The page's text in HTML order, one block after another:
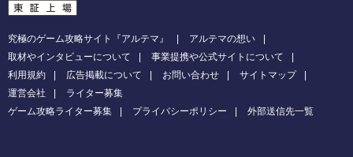
究極のゲーム攻略サイト『アルテマ』
アルテマの想い
取材やインタビューについて
事業提携や公式サイトについて
利用規約
広告掲載について お問い合わせ
サイトマップ
運営会社
ライター募集
ゲーム攻略ライター募集
プライバシーポリシー 外部送信先一覧